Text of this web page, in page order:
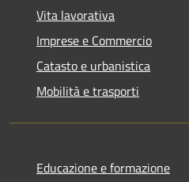
Vita lavorativa
Imprese e Commercio
Catasto e urbanistica
Mobilità e trasporti
Educazione e formazione